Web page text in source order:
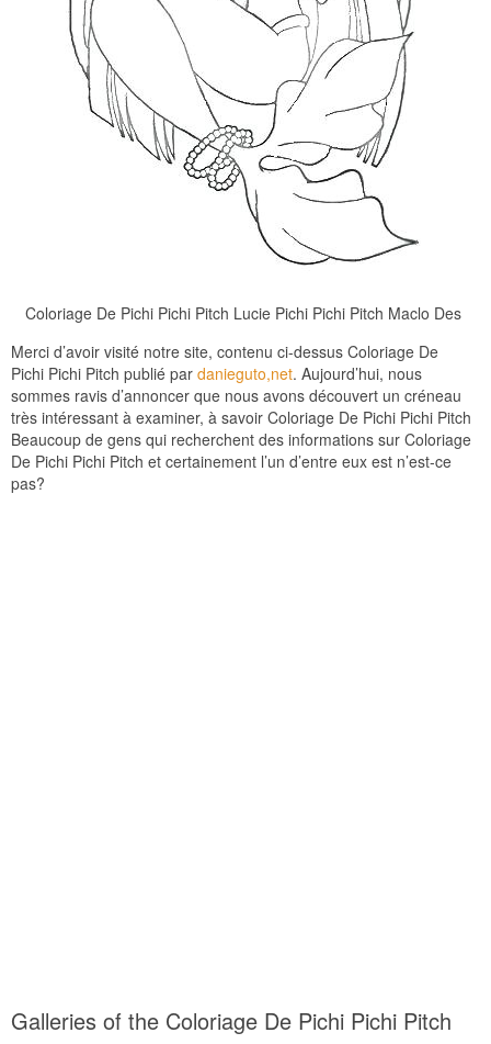
Coloriage De Pichi Pichi Pitch Lucie Pichi Pichi Pitch Maclo Des
Merci d’avoir visité notre site, contenu ci-dessus Coloriage De
Pichi Pichi Pitch publié par danieguto,net. Aujourd’hui, nous
sommes ravis d’annoncer que nous avons découvert un créneau
très intéressant à examiner, à savoir Coloriage De Pichi Pichi Pitch
Beaucoup de gens qui recherchent des informations sur Coloriage
De Pichi Pichi Pitch et certainement l’un d’entre eux est n’est-ce
pas?
Galleries of the Coloriage De Pichi Pichi Pitch